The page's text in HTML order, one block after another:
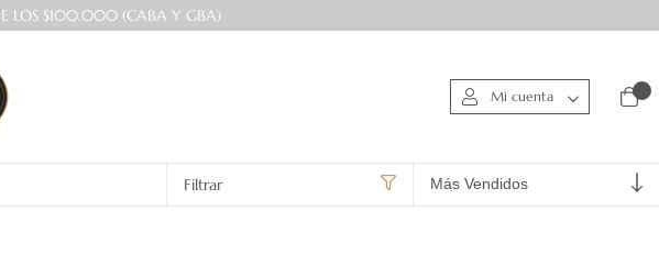
LOS $100.000 (CABA Y GBA)
Mi cuenta
Filtrar